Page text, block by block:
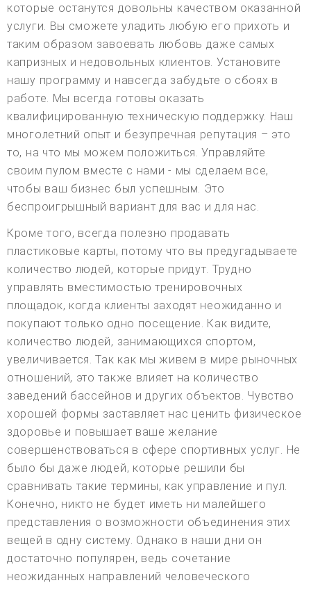
которые останутся довольны качеством оказанной
услуги. Вы сможете уладить любую его прихоть и
таким образом завоевать любовь даже самых
капризных и недовольных клиентов. Установите
нашу программу и навсегда забудьте о сбоях в
работе. Мы всегда готовы оказать
квалифицированную техническую поддержку. Наш
многолетний опыт и безупречная репутация – это
то, на что мы можем положиться. Управляйте
своим пулом вместе с нами - мы сделаем все,
чтобы ваш бизнес был успешным. Это
беспроигрышный вариант для вас и для нас.
Кроме того, всегда полезно продавать
пластиковые карты, потому что вы предугадываете
количество людей, которые придут. Трудно
управлять вместимостью тренировочных
площадок, когда клиенты заходят неожиданно и
покупают только одно посещение. Как видите,
количество людей, занимающихся спортом,
увеличивается. Так как мы живем в мире рыночных
отношений, это также влияет на количество
заведений бассейнов и других объектов. Чувство
хорошей формы заставляет нас ценить физическое
здоровье и повышает ваше желание
совершенствоваться в сфере спортивных услуг. Не
было бы даже людей, которые решили бы
сравнивать такие термины, как управление и пул.
Конечно, никто не будет иметь ни малейшего
представления о возможности объединения этих
вещей в одну систему. Однако в наши дни он
достаточно популярен, ведь сочетание
неожиданных направлений человеческого